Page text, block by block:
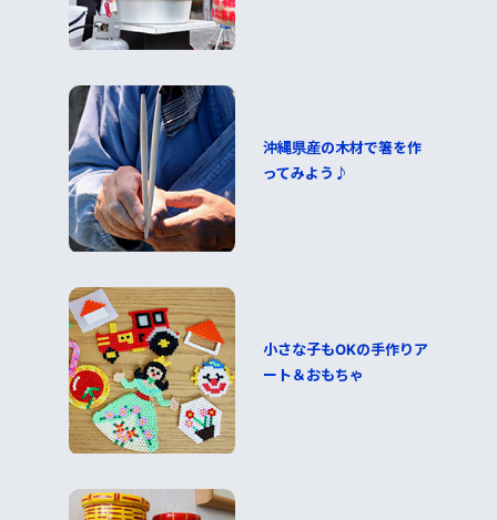
沖縄県産の木材で箸を作
ってみよう♪
小さな子もOKの手作りア
ート＆おもちゃ